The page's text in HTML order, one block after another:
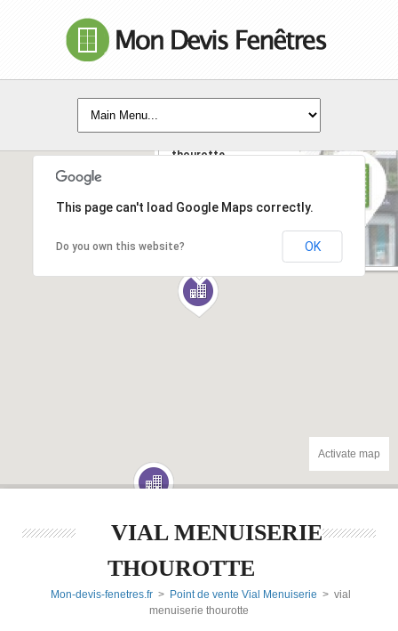
thourotte
EN SAVOIR +
Activate map
This page can't load Google Maps correctly.
Do you own this website? OK
VIAL MENUISERIE
THOUROTTE
Mon-devis-fenetres.fr> Point de vente Vial Menuiserie > vial
menuiserie thourotte